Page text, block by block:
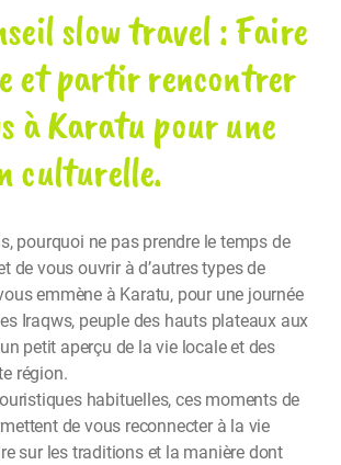
slow travel : Faire
et partir rencontrer
à Karatu pour une
culturelle.
pourquoi ne pas prendre le temps de
de vous ouvrir à d’autres types de
emmène à Karatu, pour une journée
Iraqws, peuple des hauts plateaux aux
petit aperçu de la vie locale et des
région.
habituelles, ces moments de
de vous reconnecter à la vie
sur les traditions et la manière dont